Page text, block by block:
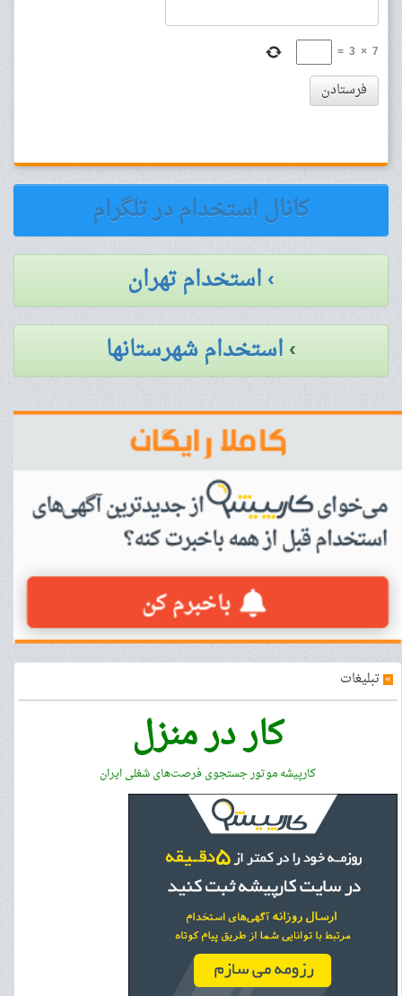
7
×
3
=
فرستادن
کانال استخدام در تلگرام
› استخدام تهران
›استخدام شهرستانها
» تبلیغات
کار در منزل
کارپیشه موتور جستجوی فرصت‌های شغلی ایران